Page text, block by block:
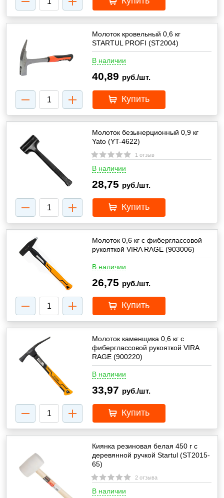
Молоток кровельный 0,6 кг
STARTUL PROFI (ST2004)
В наличии
40,89 руб./шт.
Купить
Молоток безынерционный 0,9 кг
Yato (YT-4622)
1 отзыв
В наличии
28,75 руб./шт.
Купить
Молоток 0,6 кг с фиберглассовой
рукояткой VIRA RAGE (903006)
В наличии
26,75 руб./шт.
Купить
Молоток каменщика 0,6 кг с
фиберглассовой рукояткой VIRA
RAGE (900220)
В наличии
33,97 руб./шт.
Купить
Киянка резиновая белая 450 г с
деревянной ручкой Startul (ST2015-
65)
2 отзыва
В наличии